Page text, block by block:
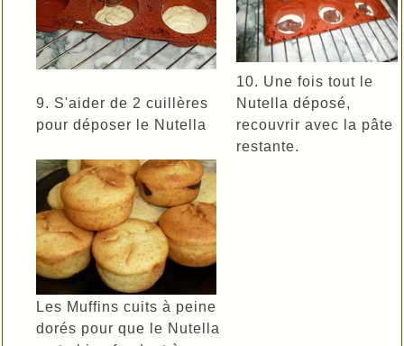
9. S'aider de 2 cuillères
pour déposer le Nutella
10. Une fois tout le
Nutella déposé,
recouvrir avec la pâte
restante.
Les Muffins cuits à peine
dorés pour que le Nutella